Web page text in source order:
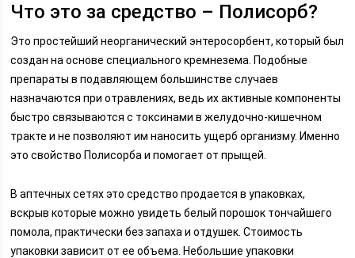
Что это за средство – Полисорб?
Это простейший неорганический энтеросорбент, который был
создан на основе специального кремнезема. Подобные
препараты в подавляющем большинстве случаев
назначаются при отравлениях, ведь их активные компоненты
быстро связываются с токсинами в желудочно-кишечном
тракте и не позволяют им наносить ущерб организму. Именно
это свойство Полисорба и помогает от прыщей.
В аптечных сетях это средство продается в упаковках,
вскрыв которые можно увидеть белый порошок тончайшего
помола, практически без запаха и отдушек. Стоимость
упаковки зависит от ее объема. Небольшие упаковки